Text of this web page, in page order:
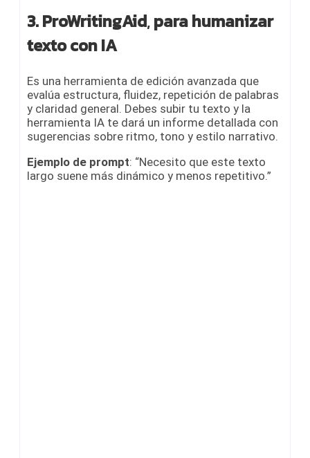
3. ProWritingAid,para humanizar
texto con IA
Es una herramienta de edición avanzada que
evalúa estructura, fluidez, repetición de palabras
y claridad general. Debes subir tu texto y la
herramienta IA te dará un informe detallada con
sugerencias sobre ritmo, tono y estilo narrativo.
Ejemplo de prompt: “Necesito que este texto
largo suene más dinámico y menos repetitivo.”